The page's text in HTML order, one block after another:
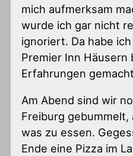
mich aufmerksam
wurde ich gar nicht
ignoriert. Da habe
Premier Inn Häusern
Erfahrungen
Am Abend sind wir
Freiburg gebummelt,
was zu essen.
Ende eine Pizza im